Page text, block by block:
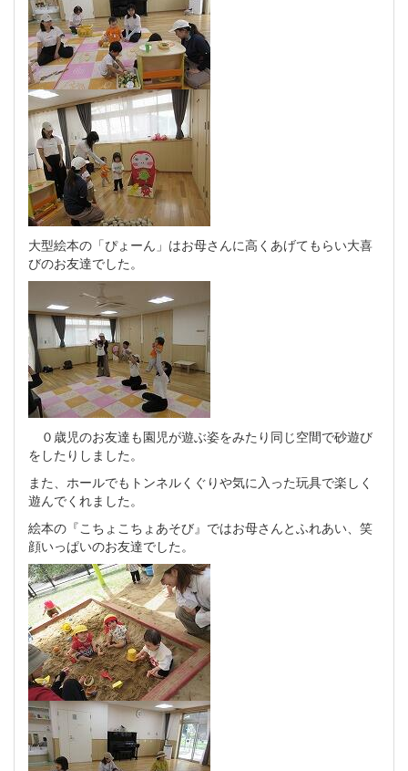
大型絵本の「ぴょーん」はお母さんに高くあげてもらい大喜
びのお友達でした。
０歳児のお友達も園児が遊ぶ姿をみたり同じ空間で砂遊び
をしたりしました。
また、ホールでもトンネルくぐりや気に入った玩具で楽しく
遊んでくれました。
絵本の『こちょこちょあそび』ではお母さんとふれあい、笑
顔いっぱいのお友達でした。